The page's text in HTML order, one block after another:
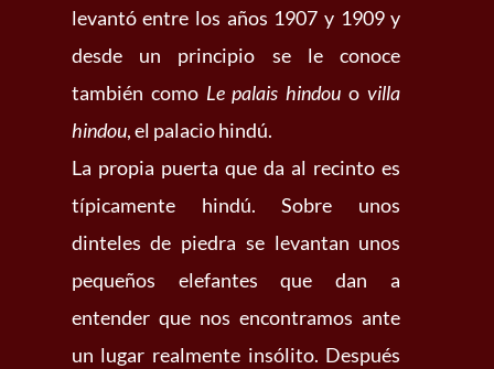
levantó entre los años 1907 y 1909 y
desde un principio se le conoce
también como Le palais hindou ovilla
hindou, el palacio hindú.
La propia puerta que da al recinto es
típicamente hindú. Sobre unos
dinteles de piedra se levantan unos
pequeños elefantes que dan a
entender que nos encontramos ante
un lugar realmente insólito. Después